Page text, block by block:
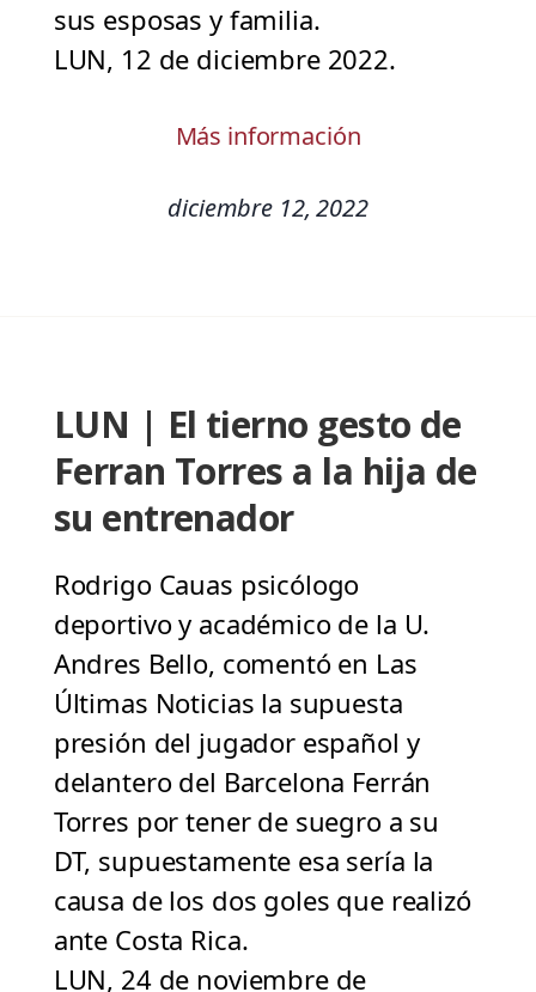
sus esposas y familia.
LUN, 12 de diciembre 2022.
Más información
diciembre 12, 2022
LUN | El tierno gesto de
Ferran Torres a la hija de
su entrenador
Rodrigo Cauas psicólogo
deportivo y académico de la U.
Andres Bello, comentó en Las
Últimas Noticias la supuesta
presión del jugador español y
delantero del Barcelona Ferrán
Torres por tener de suegro a su
DT, supuestamente esa sería la
causa de los dos goles que realizó
ante Costa Rica.
LUN, 24 de noviembre de